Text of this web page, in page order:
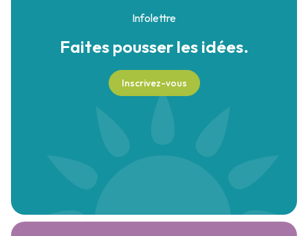
Infolettre
Faites pousserles idées.
Inscrivez-vous